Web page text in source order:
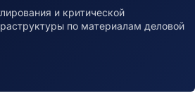
и критической
по материалам деловой